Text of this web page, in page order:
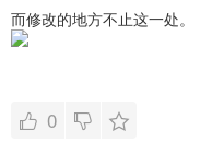
而修改的地方不止这一处。
0